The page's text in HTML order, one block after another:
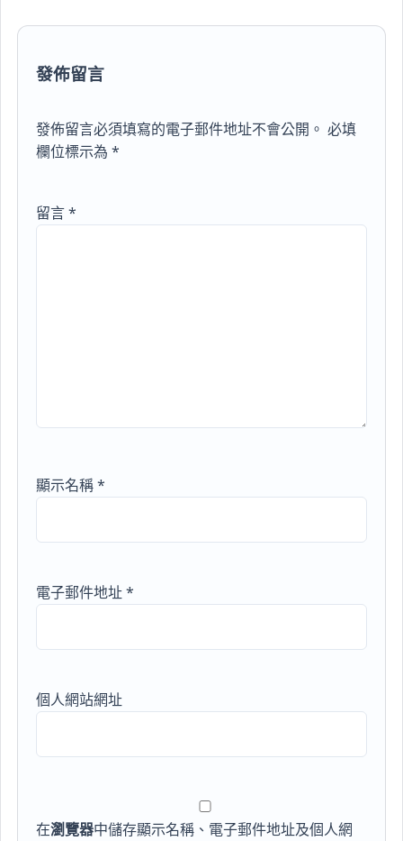
發佈留言
發佈留言必須填寫的電子郵件地址不會公開。 必填
欄位標示為*
留言*
顯示名稱*
電子郵件地址*
個人網站網址
在瀏覽器中儲存顯示名稱、電子郵件地址及個人網